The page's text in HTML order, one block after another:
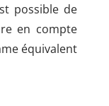
possible de
en compte
équivalent